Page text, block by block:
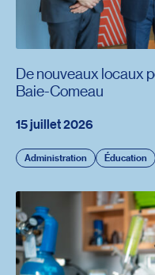
15 juillet 2026
Administration Éducation
De nouveaux locaux
Baie-Comeau